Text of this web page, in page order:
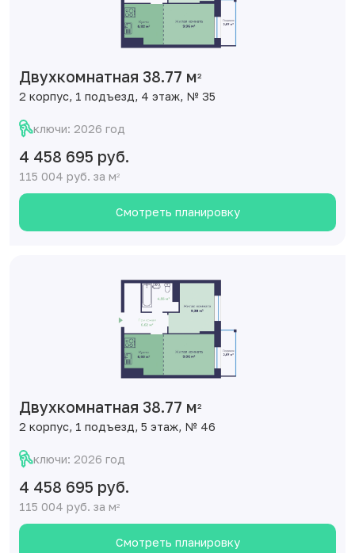
Двухкомнатная 38.77 м2
2 корпус, 1 подъезд, 4 этаж, № 35
ключи: 2026 год
4 458 695 руб.
115 004 руб. за м2
Смотреть планировку
Двухкомнатная 38.77 м2
2 корпус, 1 подъезд, 5 этаж, № 46
ключи: 2026 год
4 458 695 руб.
115 004 руб. за м2
Смотреть планировку